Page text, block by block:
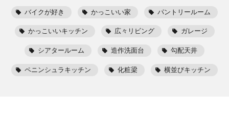
バイクが好き かっこいい家 パントリールーム
かっこいいキッチン 広々リビング ガレージ
シアタールーム 造作洗面台 勾配天井
ペニンシュラキッチン 化粧梁 横並びキッチン